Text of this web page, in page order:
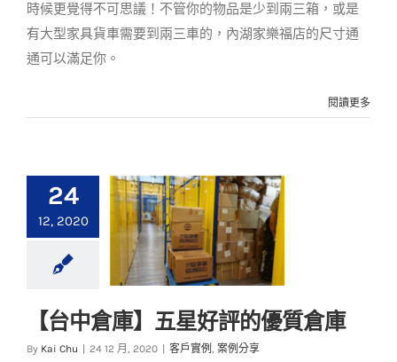
時候更覺得不可思議！不管你的物品是少到兩三箱，或是
有大型家具貨車需要到兩三車的，內湖家樂福店的尺寸通
通可以滿足你。
閱讀更多
24
12, 2020
【台中倉庫】五星好評的優質倉庫
By Kai Chu 24 12 月, 2020 客戶實例 , 案例分享